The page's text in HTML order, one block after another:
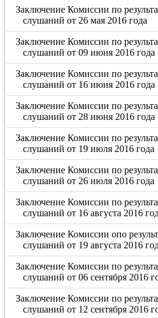
Заключение Комиссии по
слушаний от 26 мая 2016 года
Заключение Комиссии по
слушаний от 09 июня 2016 года
Заключение Комиссии по
слушаний от 16 июня 2016 года
Заключение Комиссии по
слушаний от 28 июня 2016 года
Заключение Комиссии по
слушаний от 19 июля 2016 года
Заключение Комиссии по
слушаний от 26 июля 2016 года
Заключение Комиссии по
слушаний от 16 августа 2016
Заключение Комиссии опо
слушаний от 19 августа 2016
Заключение Комиссии по
слушаний от 06 сентября 2016
Заключение Комиссии по
слушаний от 12 сентября 2016